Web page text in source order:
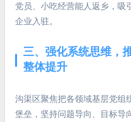
党员、小吃经营能人返乡，吸
企业入驻。
三、强化系统思维，
整体提升
沟渠区聚焦把各领域基层党组
堡垒，坚持问题导向、目标导